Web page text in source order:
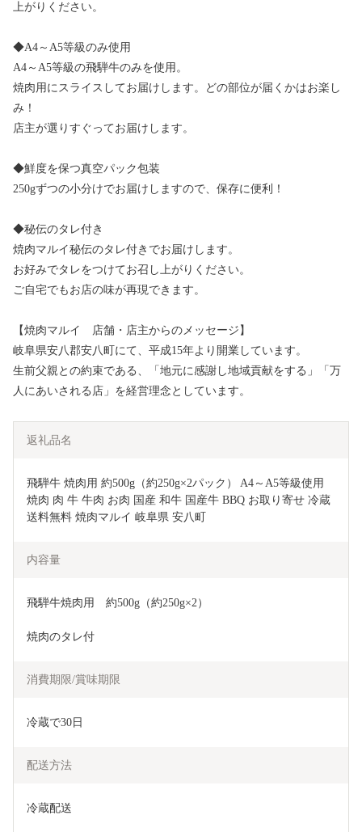
上がりください。
◆A4～A5等級のみ使用
A4～A5等級の飛騨牛のみを使用。
焼肉用にスライスしてお届けします。どの部位が届くかはお楽し
み！
店主が選りすぐってお届けします。
◆鮮度を保つ真空パック包装
250gずつの小分けでお届けしますので、保存に便利！
◆秘伝のタレ付き
焼肉マルイ秘伝のタレ付きでお届けします。
お好みでタレをつけてお召し上がりください。
ご自宅でもお店の味が再現できます。
【焼肉マルイ 店舗・店主からのメッセージ】
岐阜県安八郡安八町にて、平成15年より開業しています。
生前父親との約束である、「地元に感謝し地域貢献をする」「万
人にあいされる店」を経営理念としています。
返礼品名
飛騨牛 焼肉用 約500g（約250g×2パック） A4～A5等級使用
焼肉 肉 牛 牛肉 お肉 国産 和牛 国産牛 BBQ お取り寄せ 冷蔵
送料無料 焼肉マルイ 岐阜県 安八町
内容量
飛騨牛焼肉用　約500g（約250g×2）
焼肉のタレ付
消費期限/賞味期限
冷蔵で30日
配送方法
冷蔵配送